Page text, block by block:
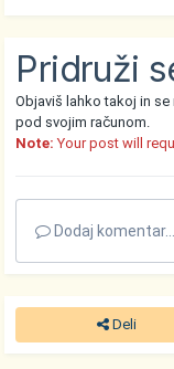
Pridruži
Objaviš lahko takoj in se
pod svojim računom.
Note: Your post will
Dodaj komentar...
Deli